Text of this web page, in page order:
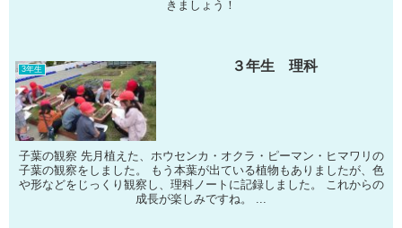
きましょう！
3年生 ３年生 理科
子葉の観察 先月植えた、ホウセンカ・オクラ・ピーマン・ヒマワリの
子葉の観察をしました。 もう本葉が出ている植物もありましたが、色
や形などをじっくり観察し、理科ノートに記録しました。 これからの
成長が楽しみですね。 ...